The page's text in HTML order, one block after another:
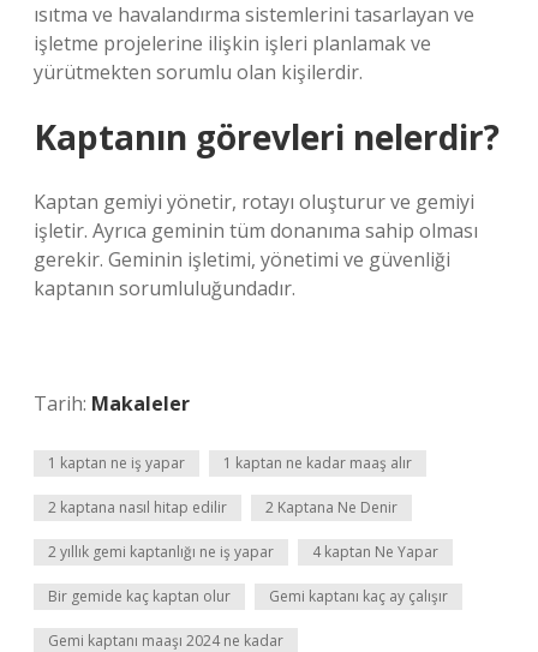
ısıtma ve havalandırma sistemlerini tasarlayan ve
işletme projelerine ilişkin işleri planlamak ve
yürütmekten sorumlu olan kişilerdir.
Kaptanın görevleri nelerdir?
Kaptan gemiyi yönetir, rotayı oluşturur ve gemiyi
işletir. Ayrıca geminin tüm donanıma sahip olması
gerekir. Geminin işletimi, yönetimi ve güvenliği
kaptanın sorumluluğundadır.
Tarih: Makaleler
1 kaptan ne iş yapar 1 kaptan ne kadar maaş alır
2 kaptana nasıl hitap edilir 2 Kaptana Ne Denir
2 yıllık gemi kaptanlığı ne iş yapar 4 kaptan Ne Yapar
Bir gemide kaç kaptan olur Gemi kaptanı kaç ay çalışır
Gemi kaptanı maaşı 2024 ne kadar